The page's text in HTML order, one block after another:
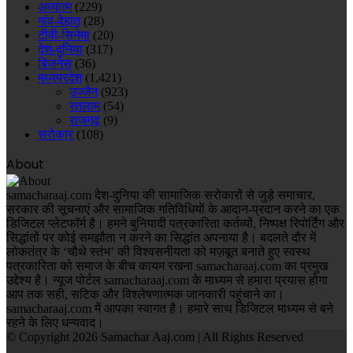
अध्यात्म(229)
गांव-देहात(28)
टीवी-सिनेमा (20)
देश-दुनिया (317)
बिजनेस (36)
मध्यप्रदेश(1,421)
उज्जैन(923)
रतलाम(54)
राजगढ़ (9)
सरोकार (108)
About
samacharaaj.com देश-दुनिया की सामाजिक सरोकारों से जुड़े समाचार,
सरकार की सूचनाएं और सामाजिक गतिविधियाें के आदान-प्रदान करने का एक
डिजिटल प्लेटफॉर्म है। हमने बुनियादी पत्रकारिता कर्तव्यों, निष्पक्ष रिपोर्टिंग और
सिद्धांतों पर कोई समझौता न करने का सिद्धांत अपनाया है। बदलते दौर में
लोकतंत्र के ‘चौथे स्तंभ’ की विश्वसनीयता को मज़बूत बनाते हुए स्वस्थ
पत्रकारिता को समाज के बीच कायम रखना samacharaaj.com का प्रमुख
उद्देश्य है। न्यूज पोर्टल samacharaaj.com के माध्यम से हमारा प्रयास होगा
आप तक सही, सटिक और विश्लेषणात्मक जानकारी पहुंचाने का।
samacharaaj.com में आपका स्‍वागत है। हमारे साथ डिजिटल माध्‍यम से बने
रहने के लिए धन्‍यवाद।
© Copyright 2026 Samachar Aaj.com | All Rights Reserved